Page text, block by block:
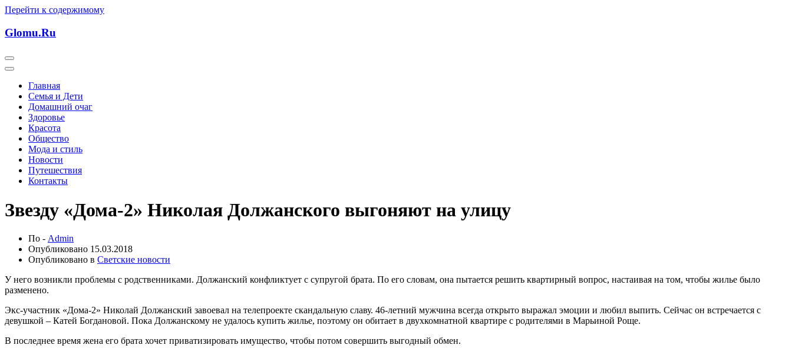
Перейти к содержимому
Glomu.Ru
Главная
Семья и Дети
Домашний очаг
Здоровье
Красота
Общество
Мода и стиль
Новости
Путешествия
Контакты
Звезду «Дома-2» Николая Должанского выгоняют на улицу
По - Admin
Опубликовано 15.03.2018
Опубликовано в Светские новости
У него возникли проблемы с родственниками. Должанский конфликтует с супругой брата. По его словам, она пытается решить квартирный вопрос, настаивая на том, чтобы жилье было
разменено.
Экс-участник «Дома-2» Николай Должанский завоевал на телепроекте скандальную славу. 46-летний мужчина всегда открыто выражал эмоции и любил выпить. Сейчас он встречается с
девушкой – Катей Богдановой. Пока Должанскому не удалось купить жилье, поэтому он обитает в двухкомнатной квартире с родителями в Марьиной Роще.
В последнее время жена его брата хочет приватизировать имущество, чтобы потом совершить выгодный обмен.